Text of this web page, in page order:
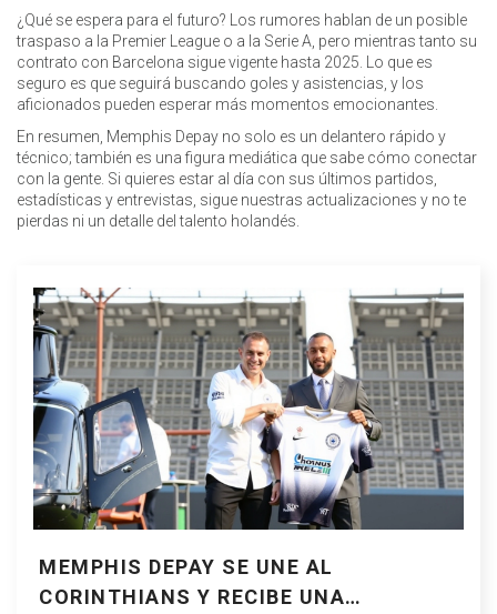
¿Qué se espera para el futuro? Los rumores hablan de un posible
traspaso a la Premier League o a la Serie A, pero mientras tanto su
contrato con Barcelona sigue vigente hasta 2025. Lo que es
seguro es que seguirá buscando goles y asistencias, y los
aficionados pueden esperar más momentos emocionantes.
En resumen, Memphis Depay no solo es un delantero rápido y
técnico; también es una figura mediática que sabe cómo conectar
con la gente. Si quieres estar al día con sus últimos partidos,
estadísticas y entrevistas, sigue nuestras actualizaciones y no te
pierdas ni un detalle del talento holandés.
MEMPHIS DEPAY SE UNE AL
CORINTHIANS Y RECIBE UNA